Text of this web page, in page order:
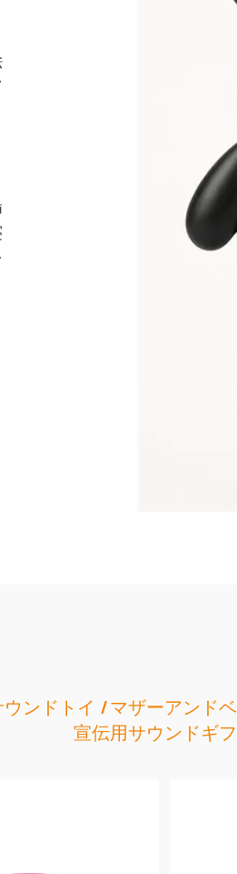
ンドトイ マザーアンド
宣伝用サウンドギフ